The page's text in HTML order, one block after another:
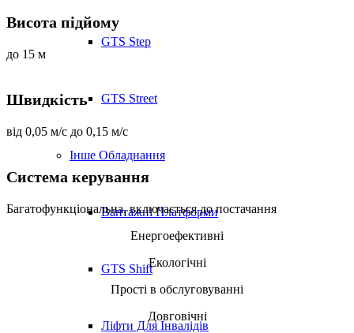
GTS Step
GTS Street
Інше Обладнання
Вантажні Платформи
GTS Shift
Ліфти Для Інвалідів
Висота підйому
до 15 м
Швидкість
від 0,05 м/с до 0,15 м/с
Система керування
Багатофункціональна, включається до постачання
Енергоефективні
Екологічні
Прості в обслуговуванні
Довговічні